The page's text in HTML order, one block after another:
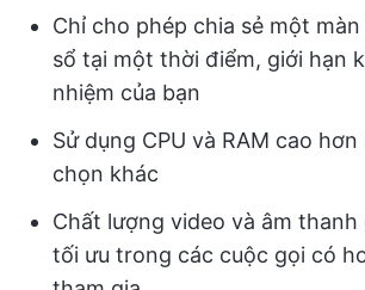
Chỉ cho phép chia sẻ một
sổ tại một thời điểm, giới hạn
nhiệm của bạn
Sử dụng CPU và RAM cao
chọn khác
Chất lượng video và âm
tối ưu trong các cuộc gọi có